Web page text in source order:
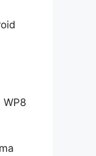
WP8